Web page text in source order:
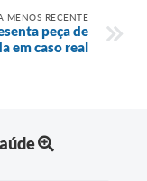
MENOS RECENTE
peça de
em caso real